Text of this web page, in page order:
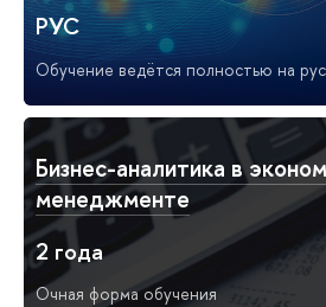
РУС
Обучение ведётся полностью на
Бизнес-аналитика в
менеджменте
2 года
Очная форма обучения